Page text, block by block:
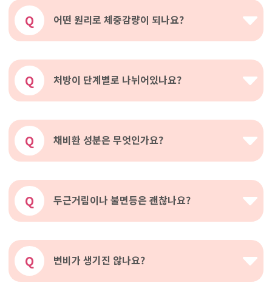
Q 어떤 원리로 체중감량이 되나요?
Q 처방이 단계별로 나뉘어있나요?
Q 채비환 성분은 무엇인가요?
Q 두근거림이나 불면등은 괜찮나요?
Q 변비가 생기진 않나요?